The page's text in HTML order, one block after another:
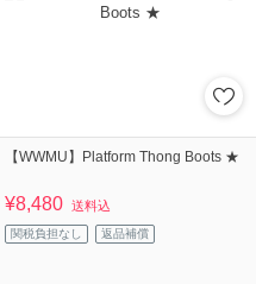
【WWMU】Platform Thong Boots ★
¥8,480 送料込
関税負担なし 返品補償